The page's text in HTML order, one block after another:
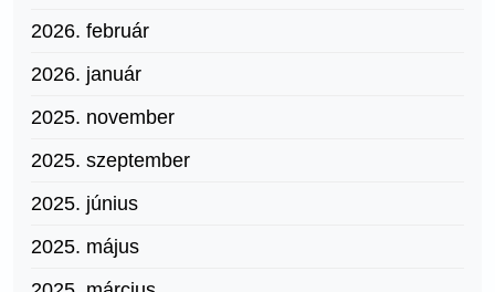
2026. február
2026. január
2025. november
2025. szeptember
2025. június
2025. május